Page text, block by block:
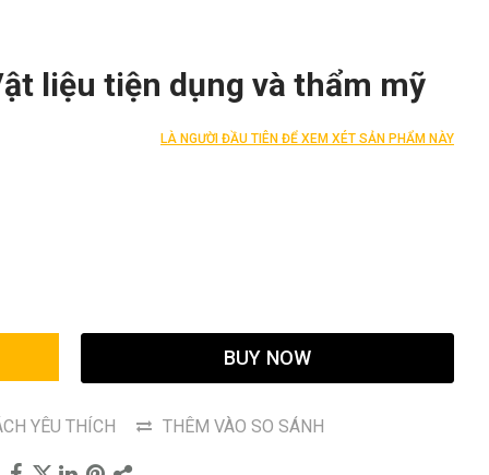
liệu tiện dụng và thẩm mỹ
LÀ NGƯỜI ĐẦU TIÊN ĐỂ XEM XÉT SẢN PHẨM NÀY
BUY NOW
YÊU THÍCH THÊM VÀO SO SÁNH